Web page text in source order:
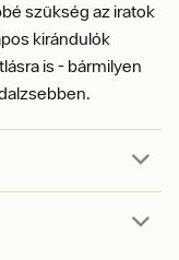
szükség az iratok
kirándulók
is - bármilyen